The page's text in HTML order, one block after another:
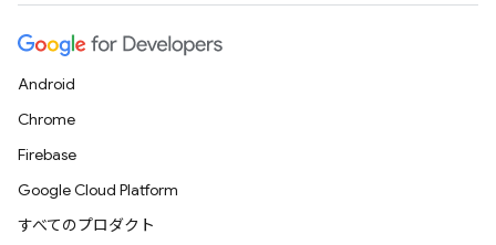
Android
Chrome
Firebase
Google Cloud Platform
すべてのプロダクト